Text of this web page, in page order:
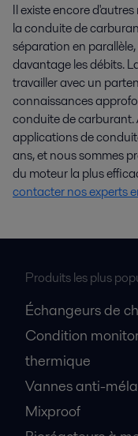
Il existe encore
la conduite de
séparation en
davantage les débits.
travailler avec un
connaissances
conduite de carburant.
applications de
ans, et nous sommes
du moteur la plus
contacter nos experts
Produits les plus
Échangeurs de
Condition
thermique
Vannes anti-
Mixproof